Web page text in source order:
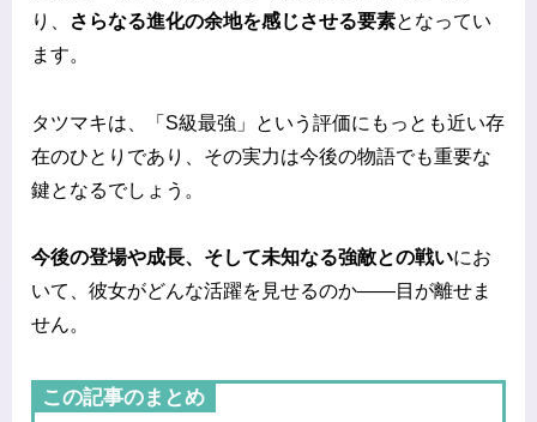
り、
さらなる進化の余地を感じさせる要素となってい
ます。
タツマキは、「S級最強」という評価にもっとも近い存
在のひとりであり、その実力は今後の物語でも重要な
鍵となるでしょう。
今後の登場や成長、そして未知なる強敵との戦いにお
いて、彼女がどんな活躍を見せるのか――目が離せま
せん。
この記事のまとめ